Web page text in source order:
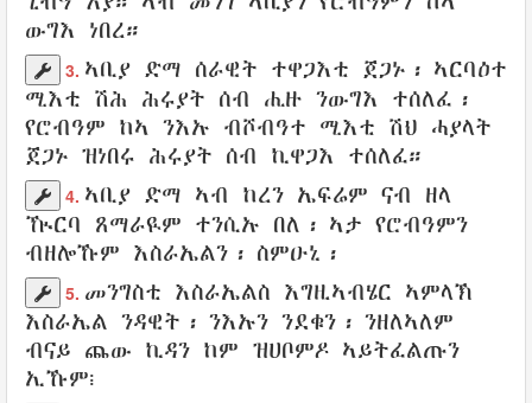
ውግእ ነበረ።
3. ኣቢያ ድማ ሰራዊት ተዋጋእቲ ጀጋኑ ፡ ኣርባዕተ
ሚእቲ ሽሕ ሕሩያት ሰብ ሒዙ ንውግእ ተሰለፈ ፡
የሮብዓም ከኣ ንእኡ ብሾብዓተ ሚእቲ ሽህ ሓያላት
ጀጋኑ ዝነበሩ ሕሩያት ሰብ ኪዋጋእ ተሰለፈ።
4. ኣቢያ ድማ ኣብ ከረን ኤፍሬም ናብ ዘላ
ዂርባ
ጸማራዪም ተንሲኡ በለ ፡ ኣታ የሮብዓምን
ብዘሎኹም እስራኤልን ፡ ስምዑኒ ፡
5. መንግስቲ እስራኤልስ እግዚኣብሄር ኣምላኽ
እስራኤል ንዳዊት ፡ ንእኡን ንደቁን ፡ ንዘለኣለም
ብናይ ጨው ኪዳን ከም ዝሀቦምዶ ኣይትፈልጡን
ኢኹም፧